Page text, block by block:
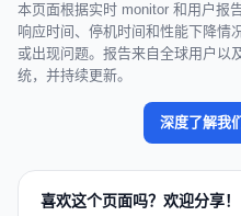
本页面根据实时 monitor 和用户报
响应时间、停机时间和性能下降情
或出现问题。报告来自全球用户以
统，并持续更新。
深度了解我
喜欢这个页面吗？欢迎分享！